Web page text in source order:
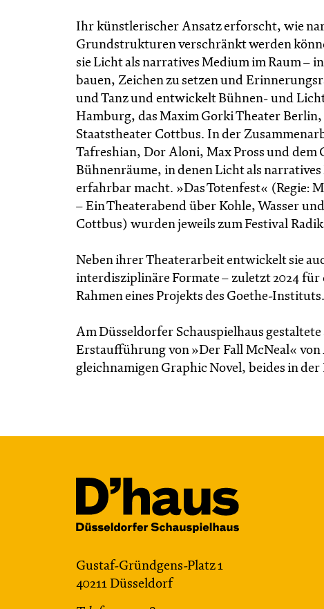
Ihr künstlerischer Ansatz erforscht, wie
Grundstrukturen verschränkt werden
sie Licht als narratives Medium im Raum –
bauen, Zeichen zu setzen und
und Tanz und entwickelt Bühnen- und
Hamburg, das Maxim Gorki Theater
Staatstheater Cottbus. In der
Tafreshian, Dor Aloni, Max Pross und dem
Bühnenräume, in denen Licht als
erfahrbar macht. »Das Totenfest« (Regie:
– Ein Theaterabend über Kohle, Wasser
Cottbus) wurden jeweils zum Festival
Neben ihrer Theaterarbeit entwickelt sie
interdisziplinäre Formate – zuletzt 2024
Rahmen eines Projekts des Goethe-Instituts.
Am Düsseldorfer Schauspielhaus
Erstaufführung von »Der Fall McNeal«
gleichnamigen Graphic Novel, beides in der
Gustaf-Gründgens-Platz 1
40211 Düsseldorf